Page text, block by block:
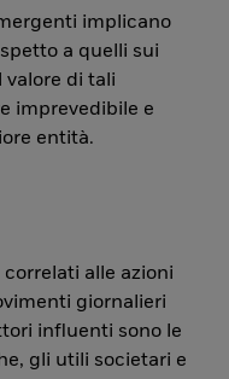
implicano
a quelli sui
di tali
imprevedibile e
entità.
correlati alle azioni
giornalieri
influenti sono le
gli utili societari e